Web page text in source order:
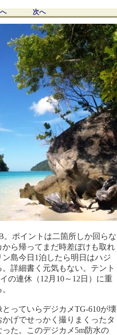
次へ
。ポイントは二箇所しか回らな
ら帰ってまだ時差ぼけも取れ
島今日1泊したら明日はハジ
詳細書く元気もない。テント
の連休（12月10～12日）に重
っていらデジカメTG-610が壊
げでせっかく撮りまくったタ
た。このデジカメ5m防水の